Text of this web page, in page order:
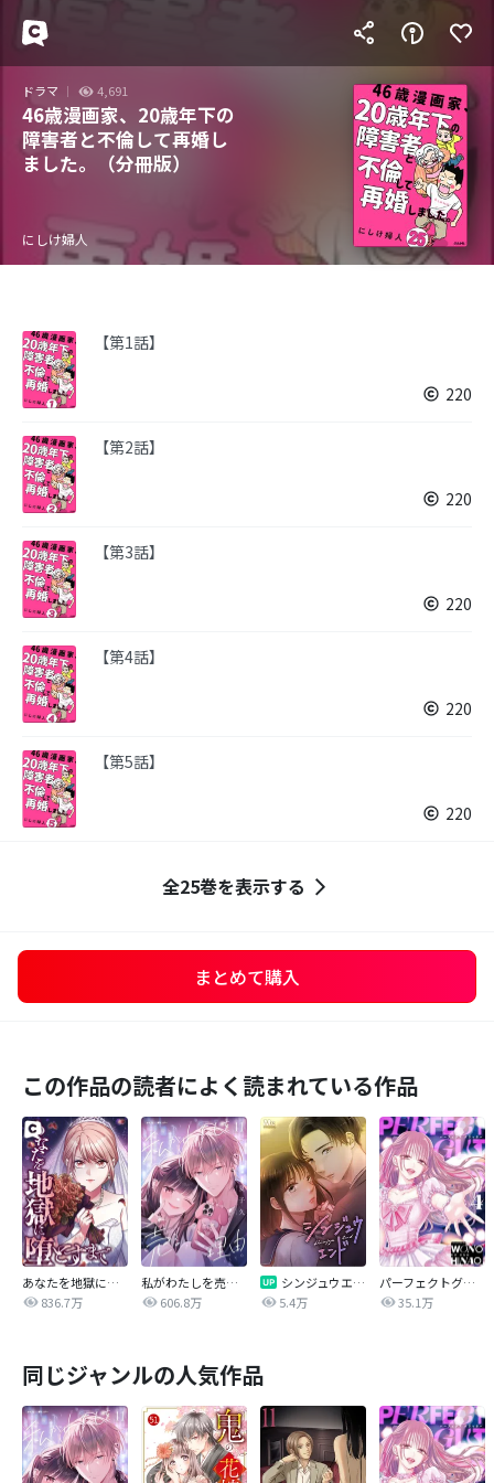
ドラマ 4,691
46歳漫画家、20歳年下の
障害者と不倫して再婚し
ました。（分冊版）
にしけ婦人
【第1話】
220
【第2話】
220
【第3話】
220
【第4話】
220
【第5話】
220
全25巻を表示する
まとめて購入
この作品の読者によく読まれている作品
あなたを地獄に堕とすまで
836.7万
私がわたしを売る理由
606.8万
シンジュウエンド【タテヨミ】
5.4万
パーフェクトグリッター
35.1万
同じジャンルの人気作品